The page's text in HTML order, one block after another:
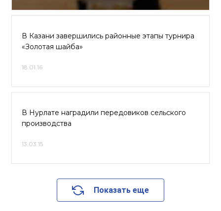
В Казани завершились районные этапы турнира
«Золотая шайба»
18.01.16
В Нурлате наградили передовиков сельского
производства
13.03.15
Показать еще